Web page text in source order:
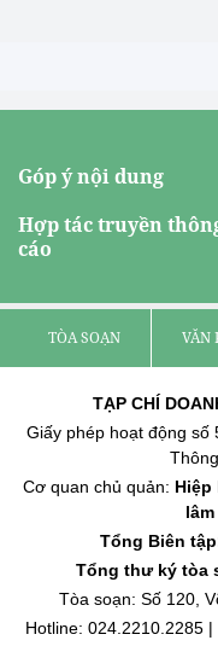
Góp ý nội dung
Hợp tác truyền
cáo
TÒA SOẠN VĂN
TẠP CHÍ
Giấy phép hoạt động số
Cơ quan chủ quản:
Tổng Biên
Tổng thư ký tòa
Tòa soạn: Số 120,
Hotline: 024.2210.2285